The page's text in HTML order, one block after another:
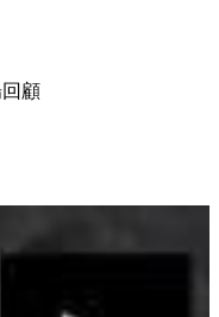
回顧